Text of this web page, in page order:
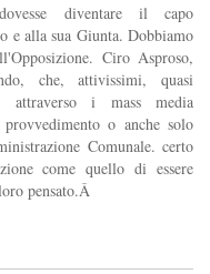
diventare il capo
e alla sua Giunta. Dobbiamo
Ciro Asproso,
che, attivissimi, quasi
attraverso i mass media
o anche solo
Comunale. certo
come quello di essere
pensato.Â